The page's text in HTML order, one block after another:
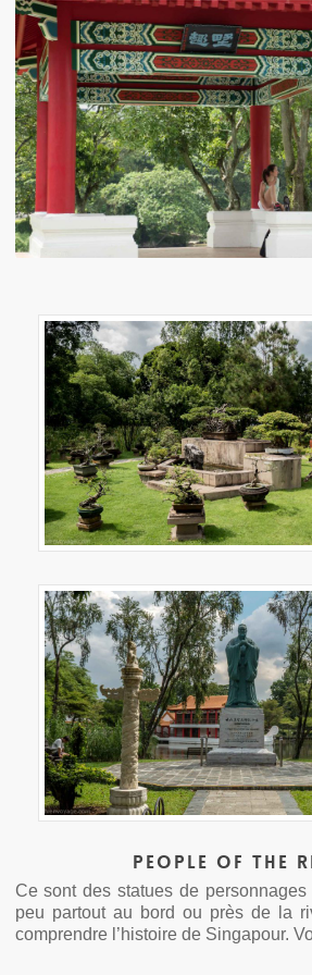
People of the
Ce sont des statues de personnages
peu partout au bord ou près de la
comprendre l’histoire de Singapour.